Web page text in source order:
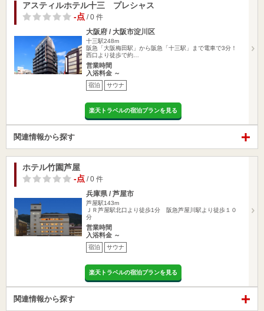
アスティルホテル十三 プレシャス
-点 / 0 件
大阪府 / 大阪市淀川区
十三駅248m
阪急「大阪梅田駅」から阪急「十三駅」まで電車で3分！
西口より徒歩で約…
営業時間
入浴料金 ～
宿泊 サウナ
楽天トラベルの宿泊プランを見る
関連情報から探す
ホテル竹園芦屋
-点 / 0 件
兵庫県 / 芦屋市
芦屋駅143m
ＪＲ芦屋駅北口より徒歩1分 阪急芦屋川駅より徒歩１０
分
営業時間
入浴料金 ～
宿泊 サウナ
楽天トラベルの宿泊プランを見る
関連情報から探す